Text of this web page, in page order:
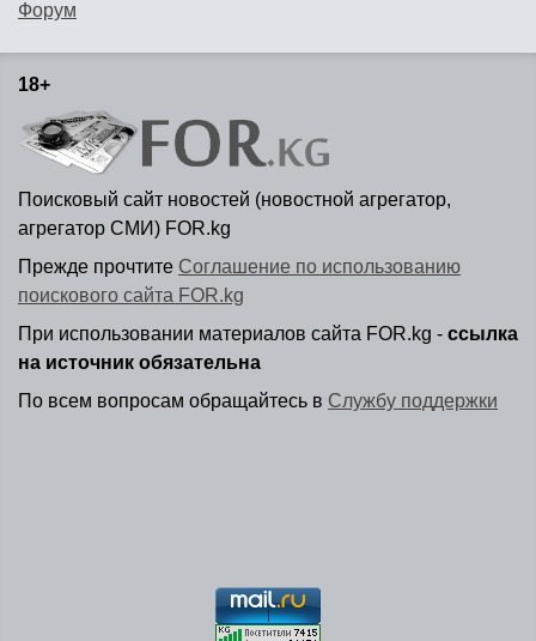
Форум
18+
Поисковый сайт новостей (новостной агрегатор,
агрегатор СМИ) FOR.kg
Прежде прочтите Соглашение по использованию
поискового сайта FOR.kg
При использовании материалов сайта FOR.kg - ссылка
на источник обязательна
По всем вопросам обращайтесь в Службу поддержки